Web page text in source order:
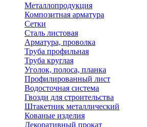
Металлопродукция
Композитная арматура
Сетки
Сталь листовая
Арматура, проволка
Труба профильная
Труба круглая
Уголок, полоса, планка
Профилированный лист
Водосточная система
Гвозди для строительства
Штакетник металлический
Кованые изделия
Декоративный прокат